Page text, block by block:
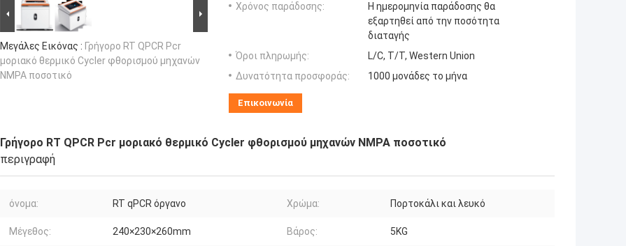
Μεγάλες Εικόνας : Γρήγορο RT QPCR Pcr
μοριακό θερμικό Cycler φθορισμού μηχανών
NMPA ποσοτικό
Χρόνος παράδοσης:
Η ημερομηνία παράδοσης θα
εξαρτηθεί από την ποσότητα
διαταγής
Όροι πληρωμής:
L/C, T/T, Western Union
Δυνατότητα προσφοράς:
1000 μονάδες το μήνα
Επικοινωνία
Γρήγορο RT QPCR Pcr μοριακό θερμικό Cycler φθορισμού μηχανών NMPA ποσοτικό
περιγραφή
όνομα: RT qPCR όργανο Χρώμα: Πορτοκάλι και λευκό
Μέγεθος: 240×230×260mm Βάρος: 5KG